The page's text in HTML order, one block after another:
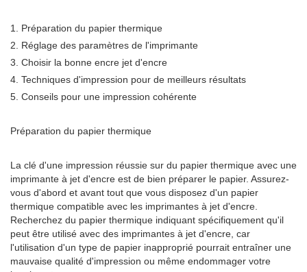
1. Préparation du papier thermique
2. Réglage des paramètres de l'imprimante
3. Choisir la bonne encre jet d'encre
4. Techniques d'impression pour de meilleurs résultats
5. Conseils pour une impression cohérente
Préparation du papier thermique
La clé d'une impression réussie sur du papier thermique avec une
imprimante à jet d'encre est de bien préparer le papier. Assurez-
vous d'abord et avant tout que vous disposez d'un papier
thermique compatible avec les imprimantes à jet d'encre.
Recherchez du papier thermique indiquant spécifiquement qu'il
peut être utilisé avec des imprimantes à jet d'encre, car
l'utilisation d'un type de papier inapproprié pourrait entraîner une
mauvaise qualité d'impression ou même endommager votre